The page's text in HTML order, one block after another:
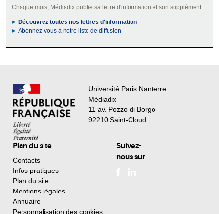
Chaque mois, Médiadix publie sa lettre d'information et son supplément
Découvrez toutes nos lettres d'information
Abonnez-vous à notre liste de diffusion
Université Paris Nanterre
Médiadix
11 av. Pozzo di Borgo
92210 Saint-Cloud
Plan du site
Contacts
Infos pratiques
Plan du site
Mentions légales
Annuaire
Personnalisation des cookies
Suivez-
nous sur